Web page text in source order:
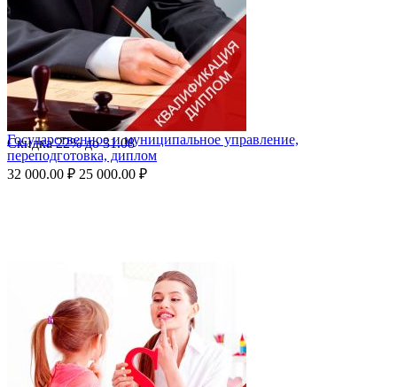
Скидка22%до31.08
Государственное и муниципальное управление,
переподготовка, диплом
32 000.00 ₽ 25 000.00 ₽